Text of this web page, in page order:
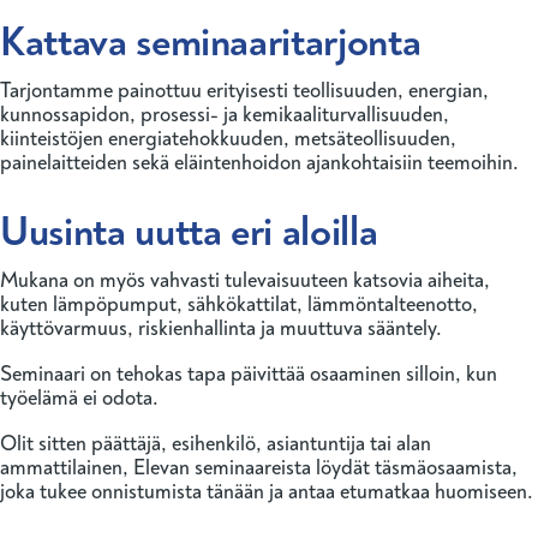
Kattava seminaaritarjonta
Tarjontamme painottuu erityisesti teollisuuden, energian,
kunnossapidon, prosessi- ja kemikaaliturvallisuuden,
kiinteistöjen energiatehokkuuden, metsäteollisuuden,
painelaitteiden sekä eläintenhoidon ajankohtaisiin teemoihin.
Uusinta uutta eri aloilla
Mukana on myös vahvasti tulevaisuuteen katsovia aiheita,
kuten lämpöpumput, sähkökattilat, lämmöntalteenotto,
käyttövarmuus, riskienhallinta ja muuttuva sääntely.
Seminaari on tehokas tapa päivittää osaaminen silloin, kun
työelämä ei odota.
Olit sitten päättäjä, esihenkilö, asiantuntija tai alan
ammattilainen, Elevan seminaareista löydät täsmäosaamista,
joka tukee onnistumista tänään ja antaa etumatkaa huomiseen.